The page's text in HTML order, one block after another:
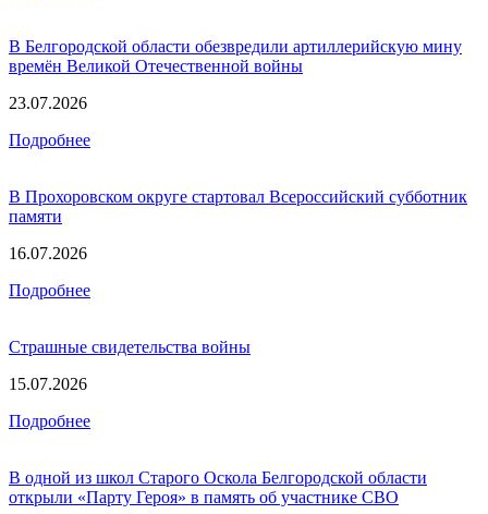
В Белгородской области обезвредили артиллерийскую мину
времён Великой Отечественной войны
23.07.2026
Подробнее
В Прохоровском округе стартовал Всероссийский субботник
памяти
16.07.2026
Подробнее
Страшные свидетельства войны
15.07.2026
Подробнее
В одной из школ Старого Оскола Белгородской области
открыли «Парту Героя» в память об участнике СВО